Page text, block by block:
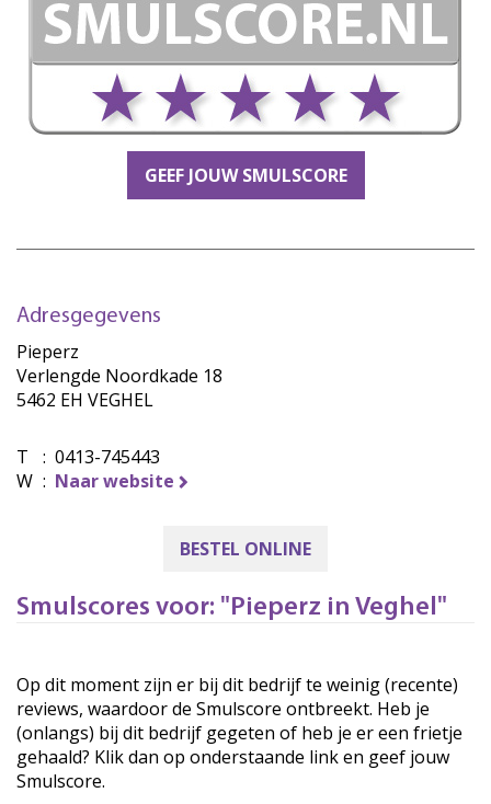
GEEF JOUW SMULSCORE
Adresgegevens
Pieperz
Verlengde Noordkade 18
5462 EH VEGHEL
T : 0413-745443
W : Naar website
BESTEL ONLINE
Smulscores voor: "Pieperz in Veghel"
Op dit moment zijn er bij dit bedrijf te weinig (recente)
reviews, waardoor de Smulscore ontbreekt. Heb je
(onlangs) bij dit bedrijf gegeten of heb je er een frietje
gehaald? Klik dan op onderstaande link en geef jouw
Smulscore.